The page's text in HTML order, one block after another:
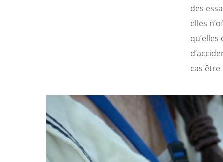
des
elles
cas être